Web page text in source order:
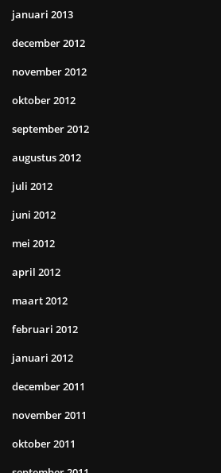
januari 2013
december 2012
november 2012
oktober 2012
september 2012
augustus 2012
juli 2012
juni 2012
mei 2012
april 2012
maart 2012
februari 2012
januari 2012
december 2011
november 2011
oktober 2011